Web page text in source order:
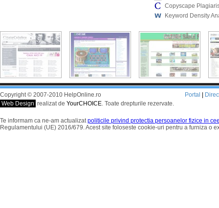
Copyscape
Keyword Density
Copyright © 2007-2010 HelpOnline.ro
Web Design realizat de YourCHOICE. Toate drepturile rezervate.
Portal
Te informam ca ne-am actualizatpoliticile privind protectia persoanelor fizice in
Regulamentului (UE) 2016/679. Acest site foloseste cookie-uri pentru a furniza o